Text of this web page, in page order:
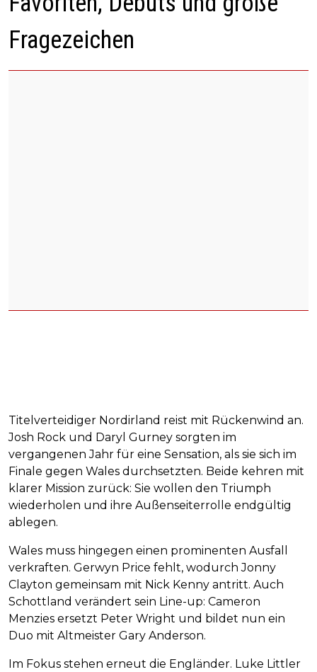
Fragezeichen
Titelverteidiger Nordirland reist mit Rückenwind an.
Josh Rock und Daryl Gurney sorgten im
vergangenen Jahr für eine Sensation, als sie sich im
Finale gegen Wales durchsetzten. Beide kehren mit
klarer Mission zurück: Sie wollen den Triumph
wiederholen und ihre Außenseiterrolle endgültig
ablegen.
Wales muss hingegen einen prominenten Ausfall
verkraften. Gerwyn Price fehlt, wodurch Jonny
Clayton gemeinsam mit Nick Kenny antritt. Auch
Schottland verändert sein Line-up: Cameron
Menzies ersetzt Peter Wright und bildet nun ein
Duo mit Altmeister Gary Anderson.
Im Fokus stehen erneut die Engländer. Luke Littler